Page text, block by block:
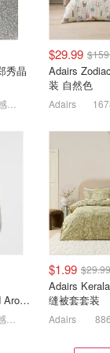
揭秘
状
PRADA
览：赞达亚
紫色系
离‼️
持
Amazon
用品不超$2
厨房清洁海绵
秀晶
$29.99
Adairs
装 自然色
Adairs
lululemon Down and Around 羽绒夹克
$1.99 $29.99
Adairs
缝被套套装
Adairs